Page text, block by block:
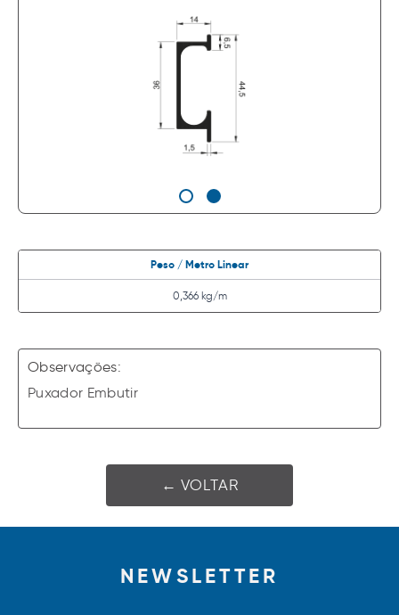
Peso / Metro Linear
0,366 kg/m
Observações:
Puxador Embutir
← VOLTAR
NEWSLETTER